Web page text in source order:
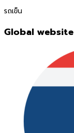
รถเข็น
Global website